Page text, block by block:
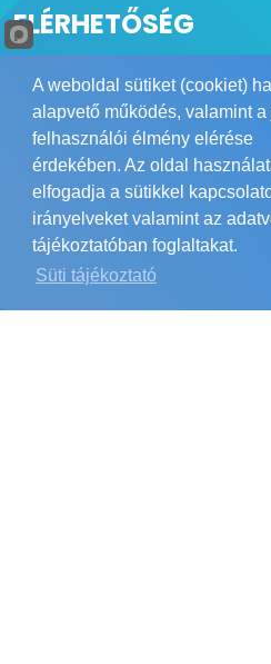
védelemben: felismerik a
követik a célpontot, sőt
azonnali elrettentő jelzést
ELÉRHETŐSÉG
Tájékoztatjuk Önöket, hogy a
Biztonságtechnikai Kft.
telepítőket és
kiszolgálni. Megértésüket
info@powerbizt.hu
A weboldal sütiket (cookiet)
alapvető működés, valamint a
felhasználói élmény elérése
érdekében. Az oldal
elfogadja a sütikkel
irányelveket valamint az
tájékoztatóban foglaltakat.
Süti tájékoztató